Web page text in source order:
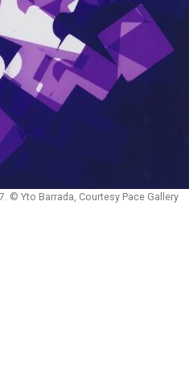
© Yto Barrada, Courtesy Pace Gallery